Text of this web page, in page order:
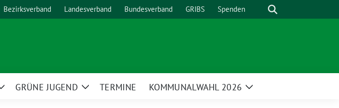
Bezirksverband Landesverband Bundesverband GRIBS Spenden Suche
ZeigeGRÜNE JUGEND
ZeigeTERMINE KOMMUNALWAHL 2026
Zeige